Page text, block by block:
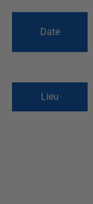
Date
Lieu